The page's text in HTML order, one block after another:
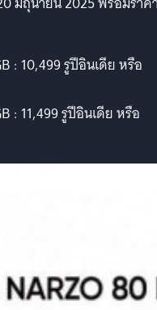
: 10,499 รูปีอินเดีย หรือ
: 11,499 รูปีอินเดีย หรือ